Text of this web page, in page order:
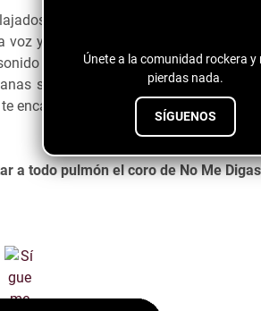
Únete a la comunidad rockera y
pierdas nada.
SÍGUENOS
y le permiten al bajo resaltar,
y suena con un efecto muy bonito
que los sintetizadores nos
sonando con mucha suavidad. Si
encantará y se volverá una de tus
a todo pulmón el coro de No Me